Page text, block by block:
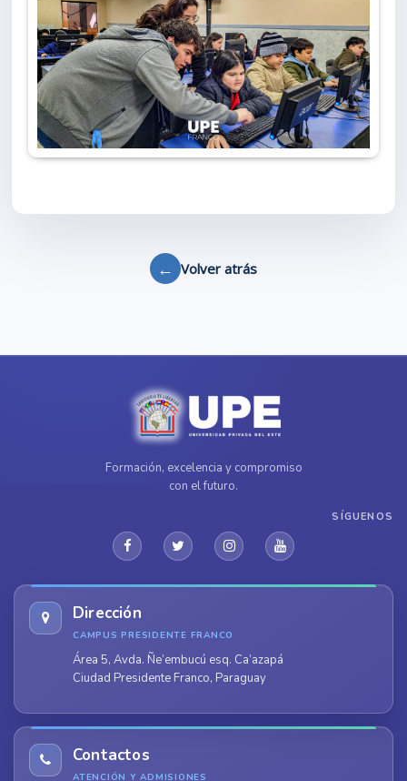
← Volver atrás
Formación, excelencia y compromiso
con el futuro.
SÍGUENOS
Dirección
CAMPUS PRESIDENTE FRANCO
Área 5, Avda. Ñe’embucú esq. Ca’azapá
Ciudad Presidente Franco, Paraguay
Contactos
ATENCIÓN Y ADMISIONES